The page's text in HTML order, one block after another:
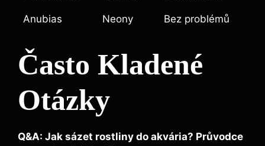
Anubias Neony Bez problémů
Často‍ Kladené
Otázky
Q&A: Jak sázet rostliny do akvária? Průvodce